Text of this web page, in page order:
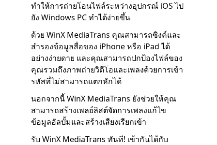
ทำให้การถ่ายโอนไฟล์ระหว่างอุปกรณ์ iOS ไป
ยัง Windows PC ทำได้ง่ายขึ้น
ด้วย WinX MediaTrans คุณสามารถซิงค์และ
สำรองข้อมูลสื่อของ iPhone หรือ iPad ได้
อย่างง่ายดาย และคุณสามารถปกป้องไฟล์ของ
คุณรวมถึงภาพถ่ายวิดีโอและเพลงด้วยการเข้า
รหัสที่ไม่สามารถแตกหักได้
นอกจากนี้ WinX MediaTrans ยังช่วยให้คุณ
สามารถสร้างเพลย์ลิสต์จัดการเพลงแก้ไข
ข้อมูลอัลบั้มและสร้างเสียงเรียกเข้า
รับ WinX MediaTrans ทันที! เข้ากันได้กับ